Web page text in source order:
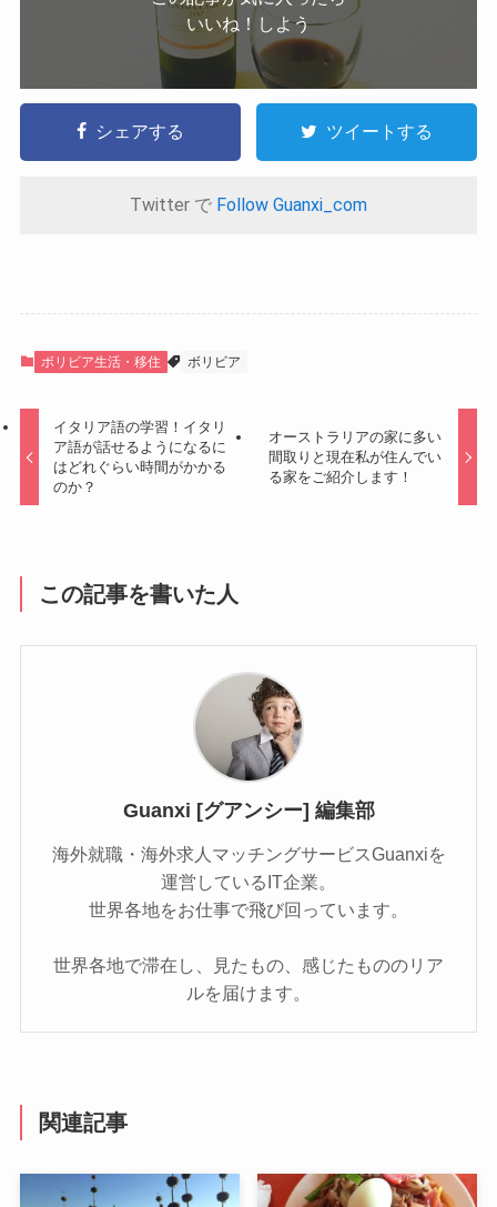
いいね！しよう
シェアする ツイートする
Twitter で Follow Guanxi_com
ボリビア生活・移住 ボリビア
イタリア語の学習！イタリ
ア語が話せるようになるに
はどれぐらい時間がかかる
のか？
オーストラリアの家に多い
間取りと現在私が住んでい
る家をご紹介します！
この記事を書いた人
Guanxi [グアンシー] 編集部
海外就職・海外求人マッチングサービスGuanxiを
運営しているIT企業。
世界各地をお仕事で飛び回っています。
世界各地で滞在し、見たもの、感じたもののリア
ルを届けます。
関連記事